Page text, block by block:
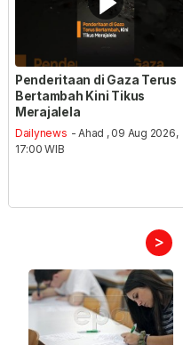
Penderitaan di Gaza Terus
Bertambah Kini Tikus
Merajalela
Dailynews - Ahad , 09 Aug 2026,
17:00 WIB
>